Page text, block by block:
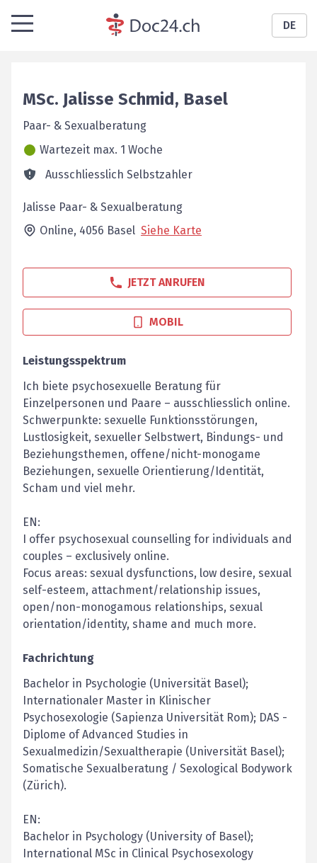
DE
MSc. Jalisse Schmid, Basel
Paar- & Sexualberatung
Wartezeit max. 1 Woche
Ausschliesslich Selbstzahler
Jalisse Paar- & Sexualberatung
Online, 4056 Basel Siehe Karte
JETZT ANRUFEN
MOBIL
Leistungsspektrum
Ich biete psychosexuelle Beratung für
Einzelpersonen und Paare – ausschliesslich online.
Schwerpunkte: sexuelle Funktionsstörungen,
Lustlosigkeit, sexueller Selbstwert, Bindungs- und
Beziehungsthemen, offene/nicht-monogame
Beziehungen, sexuelle Orientierung/Identität,
Scham und viel mehr.
EN:
I offer psychosexual counselling for individuals and
couples – exclusively online.
Focus areas: sexual dysfunctions, low desire, sexual
self-esteem, attachment/relationship issues,
open/non-monogamous relationships, sexual
orientation/identity, shame and much more.
Fachrichtung
Bachelor in Psychologie (Universität Basel);
Internationaler Master in Klinischer
Psychosexologie (Sapienza Universität Rom); DAS -
Diplome of Advanced Studies in
Sexualmedizin/Sexualtherapie (Universität Basel);
Somatische Sexualberatung / Sexological Bodywork
(Zürich).
EN:
Bachelor in Psychology (University of Basel);
International MSc in Clinical Psychosexology